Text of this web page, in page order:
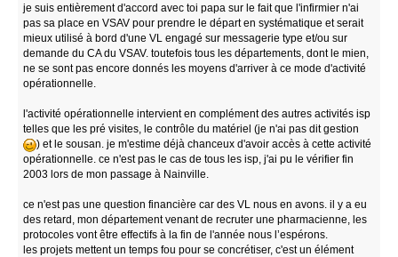
je suis entièrement d'accord avec toi papa sur le fait que l'infirmier n'ai
pas sa place en VSAV pour prendre le départ en systématique et serait
mieux utilisé à bord d'une VL engagé sur messagerie type et/ou sur
demande du CA du VSAV. toutefois tous les départements, dont le mien,
ne se sont pas encore donnés les moyens d'arriver à ce mode d'activité
opérationnelle.
l'activité opérationnelle intervient en complément des autres activités isp
telles que les pré visites, le contrôle du matériel (je n'ai pas dit gestion
) et le sousan. je m'estime déjà chanceux d'avoir accès à cette activité
opérationnelle. ce n'est pas le cas de tous les isp, j'ai pu le vérifier fin
2003 lors de mon passage à Nainville.
ce n'est pas une question financière car des VL nous en avons. il y a eu
des retard, mon département venant de recruter une pharmacienne, les
protocoles vont être effectifs à la fin de l'année nous l’espérons.
les projets mettent un temps fou pour se concrétiser, c'est un élément